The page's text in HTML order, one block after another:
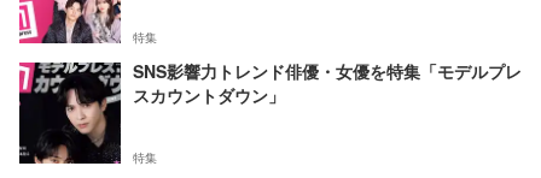
特集
SNS影響力トレンド俳優・女優を特集「モデルプレ
スカウントダウン」
特集